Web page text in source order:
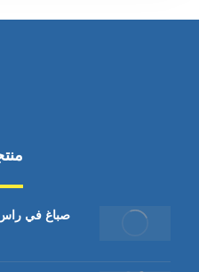
صباغ في راس الخيمة 24